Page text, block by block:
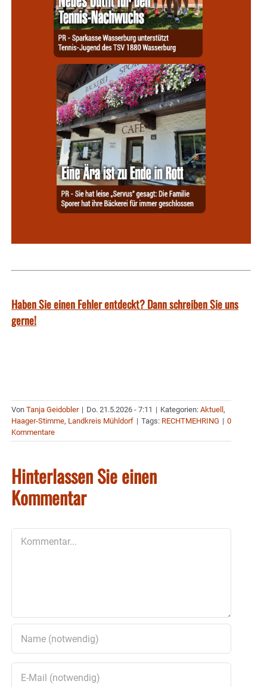
Haben Sie einen Fehler entdeckt? Dann schreiben Sie uns
gerne!
Von Tanja Geidobler | Do. 21.5.2026 - 7:11 | Kategorien: Aktuell ,
Haager-Stimme, Landkreis Mühldorf | Tags: RECHTMEHRING | 0
Kommentare
Hinterlassen Sie einen
Kommentar